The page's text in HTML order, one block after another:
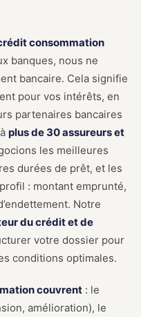
consommation
banques, nous ne
bancaire. Cela signifie
pour vos intérêts, en
partenaires bancaires
plus de 30 assureurs et
les meilleures
durées de prêt, et les
: montant emprunté,
Notre
du crédit et de
votre dossier pour
conditions optimales.
couvrent : le
amélioration), le